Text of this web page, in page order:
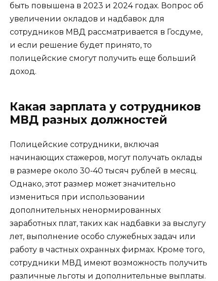
быть повышена в 2023 и 2024 годах. Вопрос об
увеличении окладов и надбавок для
сотрудников МВД рассматривается в Госдуме,
и если решение будет принято, то
полицейские смогут получить еще больший
доход.
Какая зарплата у сотрудников
МВД разных должностей
Полицейские сотрудники, включая
начинающих стажеров, могут получать оклады
в размере около 30-40 тысяч рублей в месяц.
Однако, этот размер может значительно
измениться при использовании
дополнительных ненормированных
заработных плат, таких как надбавки за выслугу
лет, выполнение особо служебных задач или
работу в частных охранных фирмах. Кроме того,
сотрудники МВД имеют возможность получить
различные льготы и дополнительные выплаты.